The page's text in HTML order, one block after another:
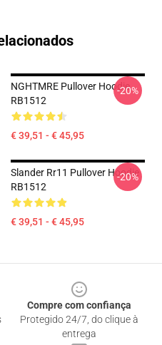
NGHTMRE Pullover Hoodie
RB1512
€ 39,51 - € 45,95
-20%
Slander Rr11 Pullover Hoodie
RB1512
€ 39,51 - € 45,95
-20%
Compre com confiança
Protegido 24/7, do clique à
entrega